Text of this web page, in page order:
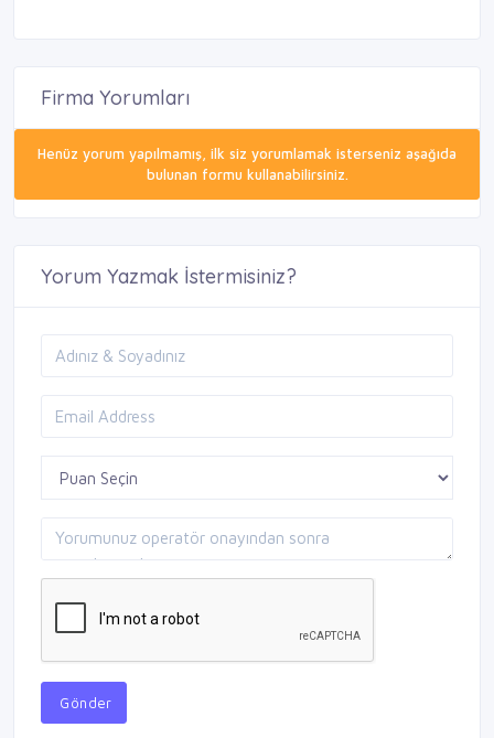
Firma Yorumları
Henüz yorum yapılmamış, ilk siz yorumlamak isterseniz aşağıda
bulunan formu kullanabilirsiniz.
Yorum Yazmak İstermisiniz?
Gönder